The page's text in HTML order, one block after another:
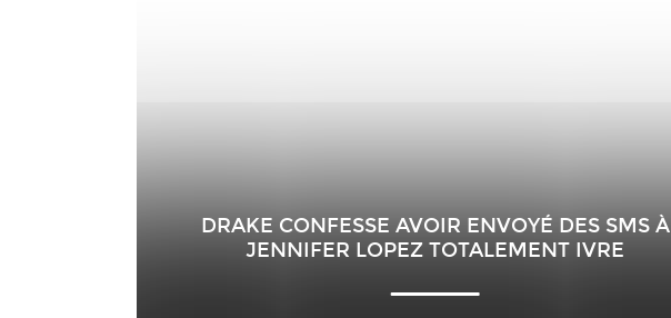
DRAKE CONFESSE AVOIR ENVOYÉ DES SMS À
JENNIFER LOPEZ TOTALEMENT IVRE